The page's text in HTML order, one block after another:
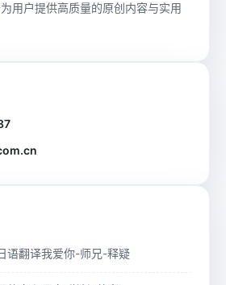
用户提供高质量的原创内容与实用
语翻译我爱你-师兄-释疑